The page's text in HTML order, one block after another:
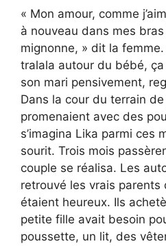
« Mon amour, comme
à nouveau dans mes
mignonne, » dit la
tralala autour du bébé, ça
son mari pensivement,
Dans la cour du terrain
promenaient avec des
s’imagina Lika parmi ces
sourit. Trois mois
couple se réalisa. Les
retrouvé les vrais parents
étaient heureux. Ils
petite fille avait besoin
poussette, un lit, des